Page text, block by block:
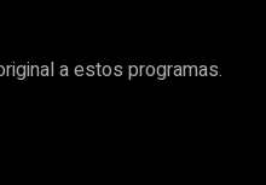
a estos programas.